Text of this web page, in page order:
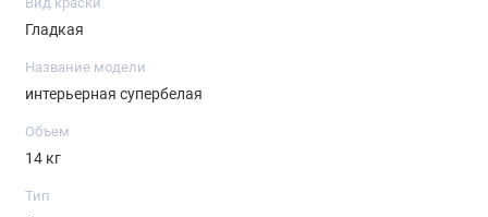
Гладкая
Название модели
интерьерная супербелая
Объем
14 кг
Тип